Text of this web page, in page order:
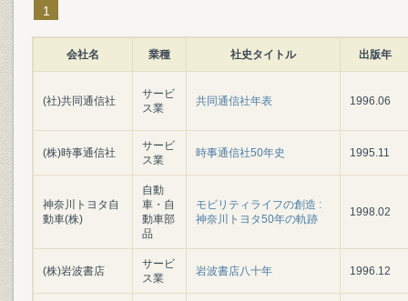
1
会社名 業種 社史タイトル 出版年
(社)共同通信社
サービ
ス業
共同通信社年表 1996.06
(株)時事通信社
サービ
ス業
時事通信社50年史 1995.11
神奈川トヨタ自
動車(株)
自動
車・自
動車部
品
モビリティライフの創造 :
神奈川トヨタ50年の軌跡
1998.02
(株)岩波書店
サービ
ス業
岩波書店八十年 1996.12